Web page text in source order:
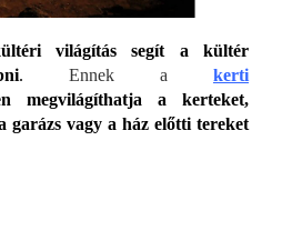
világítás segít a kültér
. Ennek a kerti
megvilágíthatja a kerteket,
garázs vagy a ház előtti tereket